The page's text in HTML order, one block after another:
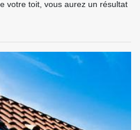
votre toit, vous aurez un résultat